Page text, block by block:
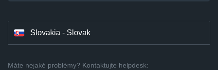
Slovakia - Slovak
Máte nejaké problémy? Kontaktujte helpdesk: